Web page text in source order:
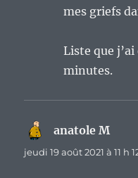
mes griefs
Liste que j’ai
minutes.
anatole Mdit :
jeudi 19 août 2021 à 11 h